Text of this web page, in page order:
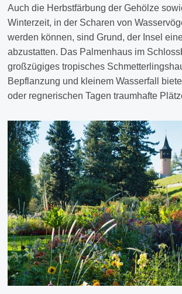
Auch die Herbstfärbung der Gehölze
Winterzeit, in der Scharen von
werden können, sind Grund, der Insel
abzustatten. Das Palmenhaus im
großzügiges tropisches
Bepflanzung und kleinem Wasserfall
oder regnerischen Tagen traumhafte